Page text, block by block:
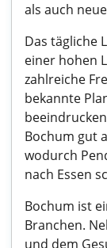
als auch
Das tägliche
einer hohen
zahlreiche
bekannte
Bochum gut
wodurch
nach Essen
Bochum ist
Branchen.
und dem